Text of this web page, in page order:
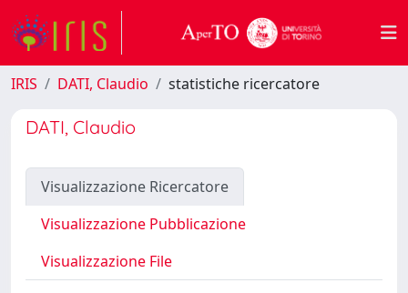
IRIS DATI, Claudio statistiche ricercatore
DATI, Claudio
Visualizzazione Ricercatore
Visualizzazione Pubblicazione
Visualizzazione File